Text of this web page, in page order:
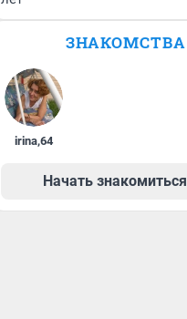
ЗНАКОМСТВА
irina,64
Начать знакомиться